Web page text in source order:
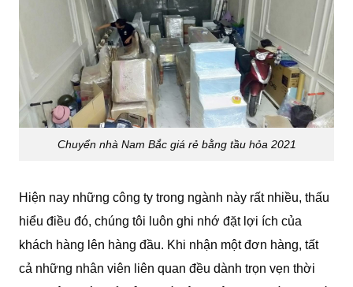
Chuyển nhà Nam Bắc giá rẻ bằng tầu hỏa 2021
Hiện nay những công ty trong ngành này rất nhiều, thấu
hiểu điều đó, chúng tôi luôn ghi nhớ đặt lợi ích của
khách hàng lên hàng đầu. Khi nhận một đơn hàng, tất
cả những nhân viên liên quan đều dành trọn vẹn thời